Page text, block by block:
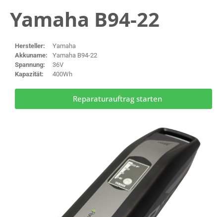
Yamaha B94-22
Hersteller:
Yamaha
Akkuname:
Yamaha B94-22
Spannung:
36V
Kapazität:
400Wh
Reparaturauftrag starten